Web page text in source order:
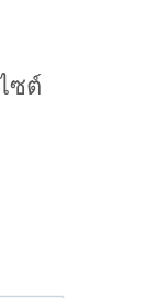
ซต์